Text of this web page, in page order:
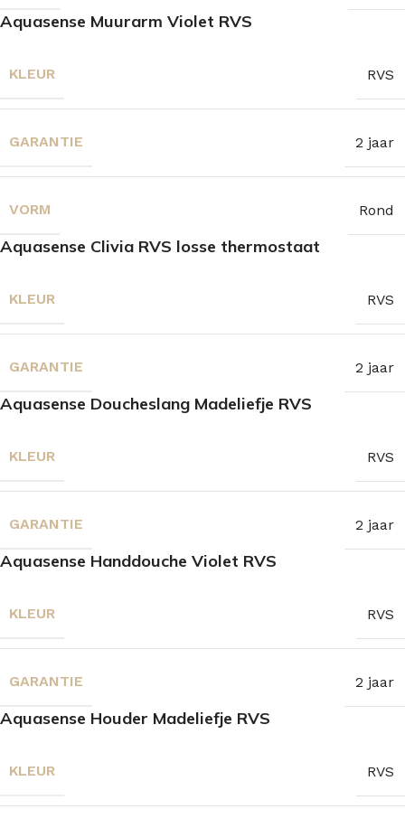
Aquasense Muurarm Violet RVS
KLEUR RVS
GARANTIE 2 jaar
VORM Rond
Aquasense Clivia RVS losse thermostaat
KLEUR RVS
GARANTIE 2 jaar
Aquasense Doucheslang Madeliefje RVS
KLEUR RVS
GARANTIE 2 jaar
Aquasense Handdouche Violet RVS
KLEUR RVS
GARANTIE 2 jaar
Aquasense Houder Madeliefje RVS
KLEUR RVS